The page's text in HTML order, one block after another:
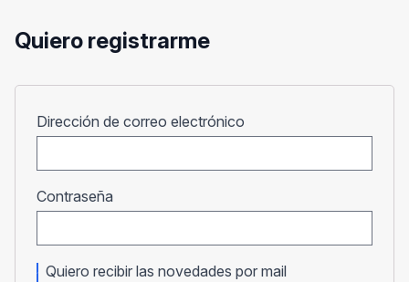
Quiero registrarme
Dirección de correo electrónico
Contraseña
Quiero recibir las novedades por mail